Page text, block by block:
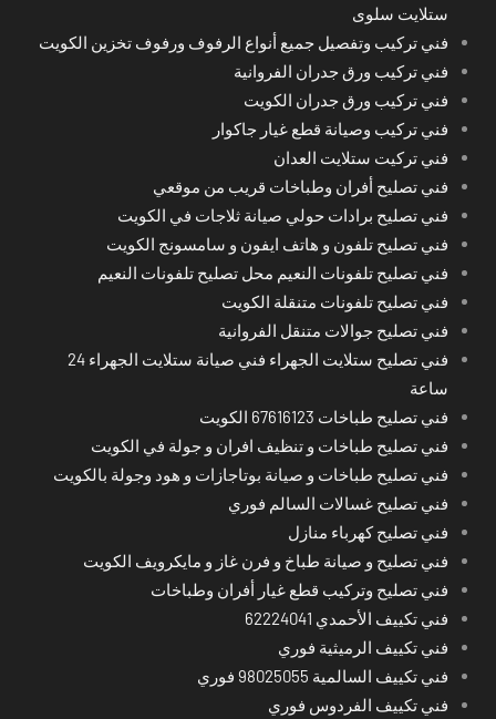
ستلايت سلوى
فني تركيب وتفصيل جميع أنواع الرفوف ورفوف تخزين الكويت
فني تركيب ورق جدران الفروانية
فني تركيب ورق جدران الكويت
فني تركيب وصيانة قطع غيار جاكوار
فني تركيت ستلايت العدان
فني تصليح أفران وطباخات قريب من موقعي
فني تصليح برادات حولي صيانة ثلاجات في الكويت
فني تصليح تلفون و هاتف ايفون و سامسونج الكويت
فني تصليح تلفونات النعيم محل تصليح تلفونات النعيم
فني تصليح تلفونات متنقلة الكويت
فني تصليح جوالات متنقل الفروانية
فني تصليح ستلايت الجهراء فني صيانة ستلايت الجهراء 24
ساعة
فني تصليح طباخات 67616123 الكويت
فني تصليح طباخات و تنظيف افران و جولة في الكويت
فني تصليح طباخات و صيانة بوتاجازات و هود وجولة بالكويت
فني تصليح غسالات السالم فوري
فني تصليح كهرباء منازل
فني تصليح و صيانة طباخ و فرن غاز و مايكرويف الكويت
فني تصليح وتركيب قطع غيار أفران وطباخات
فني تكييف الأحمدي 62224041
فني تكييف الرميثية فوري
فني تكييف السالمية 98025055 فوري
فني تكييف الفردوس فوري